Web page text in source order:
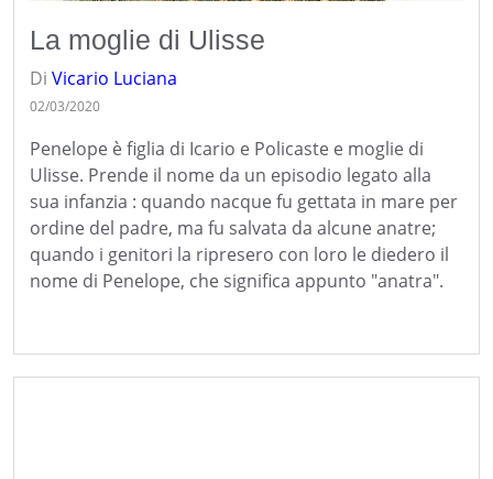
La moglie di Ulisse
Di Vicario Luciana
02/03/2020
Penelope è figlia di Icario e Policaste e moglie di
Ulisse. Prende il nome da un episodio legato alla
sua infanzia : quando nacque fu gettata in mare per
ordine del padre, ma fu salvata da alcune anatre;
quando i genitori la ripresero con loro le diedero il
nome di Penelope, che significa appunto "anatra".